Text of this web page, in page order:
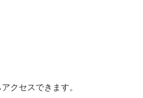
クセスできます。